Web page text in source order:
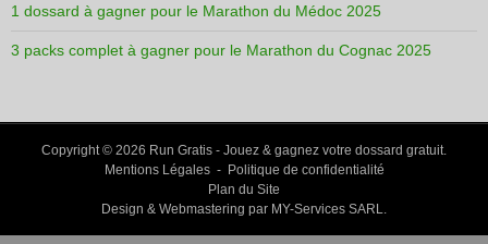
1 dossard à gagner pour le Marathon du Médoc 2025
3 packs complet à gagner pour le Marathon du Cognac 2025
Copyright © 2026 Run Gratis - Jouez & gagnez votre dossard gratuit.
Mentions Légales- Politique de confidentialité
Plan du Site
Design & Webmastering par MY-Services SARL